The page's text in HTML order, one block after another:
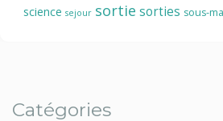
science sejour sortie sorties sous-
Catégories